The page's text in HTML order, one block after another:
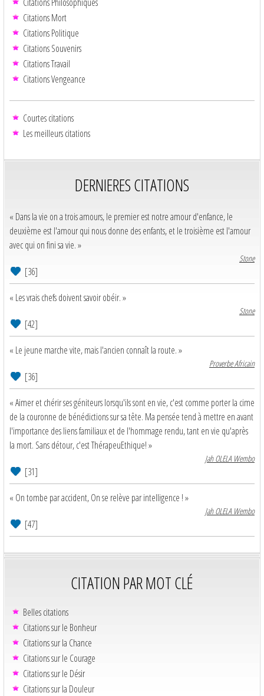
Citations Mort
Citations Politique
Citations Souvenirs
Citations Travail
Citations Vengeance
Courtes citations
Les meilleurs citations
DERNIERES CITATIONS
« Dans la vie on a trois amours, le premier est notre amour d'enfance, le
deuxième est l'amour qui nous donne des enfants, et le troisième est l'amour
avec qui on fini sa vie. »
Stone
[36]
« Les vrais chefs doivent savoir obéir. »
Stone
[42]
« Le jeune marche vite, mais l'ancien connaît la route. »
Proverbe Africain
[36]
« Aimer et chérir ses géniteurs lorsqu'ils sont en vie, c'est comme porter la cime
de la couronne de bénédictions sur sa tête. Ma pensée tend à mettre en avant
l'importance des liens familiaux et de l'hommage rendu, tant en vie qu'après
la mort. Sans détour, c'est ThérapeuEthique! »
Jah OLELA Wembo
[31]
« On tombe par accident, On se relève par intelligence ! »
Jah OLELA Wembo
[47]
CITATION PAR MOT CLÉ
Belles citations
Citations sur le Bonheur
Citations sur la Chance
Citations sur le Courage
Citations sur le Désir
Citations sur la Douleur